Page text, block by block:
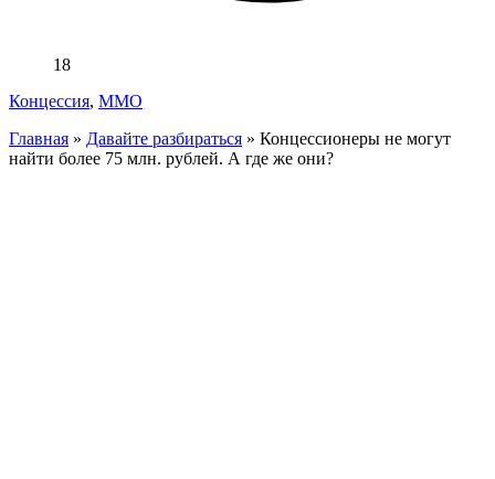
18
Концессия, ММО
Главная » Давайте разбираться » Концессионеры не могут
найти более 75 млн. рублей. А где же они?